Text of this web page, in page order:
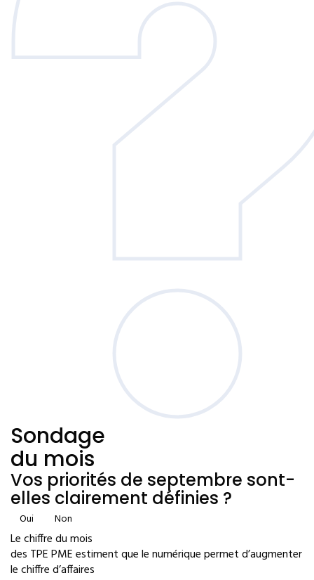
Sondage
du mois
Vos priorités de septembre sont-
elles clairement définies ?
Oui Non
Le chiffre du mois
des TPE PME estiment que le numérique permet d’augmenter
le chiffre d’affaires